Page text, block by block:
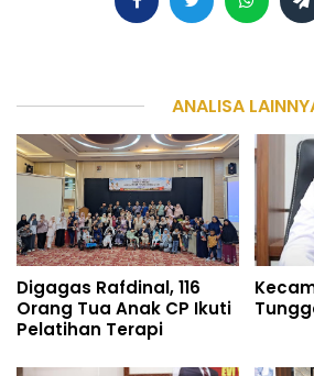
ANALISA
Digagas Rafdinal, 116
Orang Tua Anak CP Ikuti
Pelatihan Terapi